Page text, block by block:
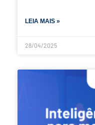
LEIA MAIS »
28/04/2025